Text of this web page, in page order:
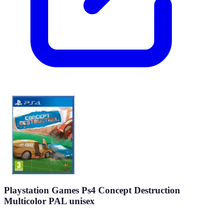
Playstation Games Ps4 Concept Destruction
Multicolor PAL unisex